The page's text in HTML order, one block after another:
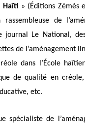
Haïti » (Éditions Zémès
de
Le National,
de l’aménagement
dans l’École
de qualité en
etc.
spécialiste de